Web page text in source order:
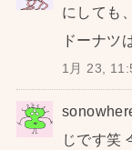
にしても
ドーナツ
1月 23,
じです笑